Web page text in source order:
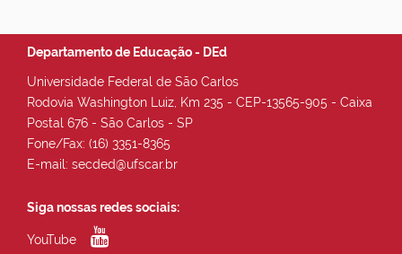
Departamento de Educação - DEd
Universidade Federal de São Carlos
Rodovia Washington Luiz, Km 235 - CEP-13565-905 - Caixa
Postal 676 - São Carlos - SP
Fone/Fax: (16) 3351-8365
E-mail: secded@ufscar.br
Siga nossas redes sociais:
YouTube